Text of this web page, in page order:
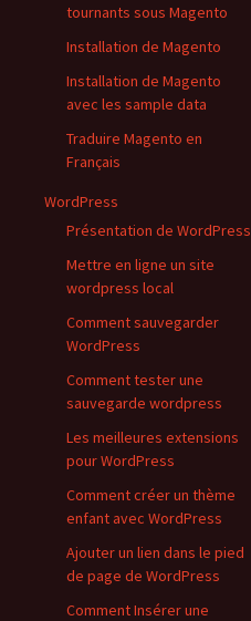
tournants sous Magento
Installation de Magento
Installation de Magento
avec les sample data
Traduire Magento en
Français
WordPress
Présentation de WordPress
Mettre en ligne un site
wordpress local
Comment sauvegarder
WordPress
Comment tester une
sauvegarde wordpress
Les meilleures extensions
pour WordPress
Comment créer un thème
enfant avec WordPress
Ajouter un lien dans le pied
de page de WordPress
Comment Insérer une